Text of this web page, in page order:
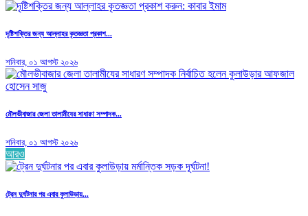
দৃষ্টিশক্তির জন্য আল্লাহর কৃতজ্ঞতা প্রকাশ...
শনিবার, ০১ আগস্ট ২০২৬
মৌলভীবাজার জেলা তালামীযের সাধারণ সম্পাদক...
শনিবার, ০১ আগস্ট ২০২৬
আরও
ট্রেন দুর্ঘটনার পর এবার কুলাউড়ায়...